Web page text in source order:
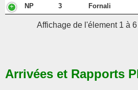
NP 3 Fornali
Affichage de l'élement 1 à
Arrivées et Rapports